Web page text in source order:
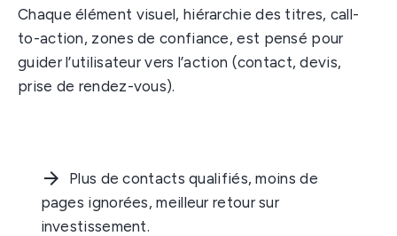
Chaque élément visuel, hiérarchie des titres, call-
to-action, zones de confiance, est pensé pour
guider l’utilisateur vers l’action (contact, devis,
prise de rendez-vous).
Plus de contacts qualifiés, moins de
pages ignorées, meilleur retour sur
investissement.